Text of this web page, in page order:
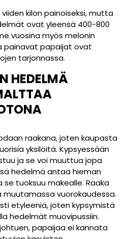
kilon painoiseksi, mutta
ovat yleensä 400-800
vuosina myös melonin
painavat papaijat ovat
tarjonnassa.
HEDELMÄ
raakana, joten kaupasta
yksilöitä. Kypsyessään
ja se voi muuttua jopa
hedelmä antaa hieman
tuoksuu makealle. Raaka
vuorokaudessa.
etyleeniä, joten kypsymistä
hedelmät muovipussiin.
papaijaa ei kannata